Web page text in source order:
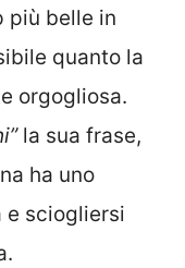
più belle in
quanto la
orgogliosa.
la sua frase,
ha uno
e sciogliersi